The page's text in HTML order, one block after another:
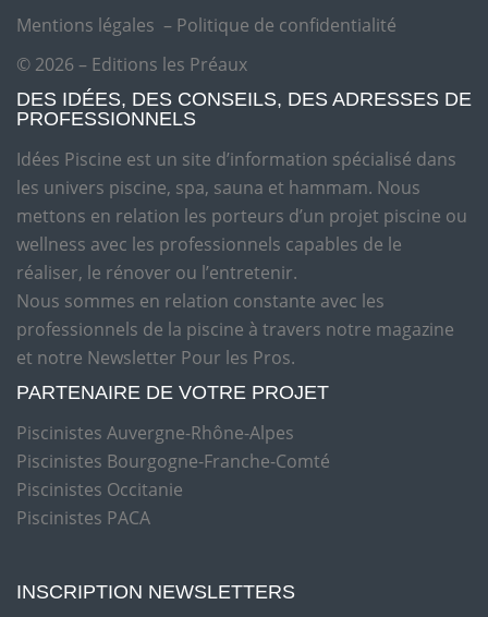
Mentions légales – Politique de confidentialité
© 2026 – Editions les Préaux
DES IDÉES, DES CONSEILS, DES ADRESSES DE
PROFESSIONNELS
Idées Piscine est un site d’information spécialisé dans
les univers piscine, spa, sauna et hammam. Nous
mettons en relation les porteurs d’un projet piscine ou
wellness avec les professionnels capables de le
réaliser, le rénover ou l’entretenir.
Nous sommes en relation constante avec les
professionnels de la piscine à travers notre magazine
et notre Newsletter Pour les Pros.
PARTENAIRE DE VOTRE PROJET
Piscinistes Auvergne-Rhône-Alpes
Piscinistes Bourgogne-Franche-Comté
Piscinistes Occitanie
Piscinistes PACA
INSCRIPTION NEWSLETTERS